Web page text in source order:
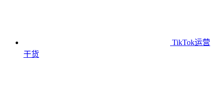
TikTok运营
干货